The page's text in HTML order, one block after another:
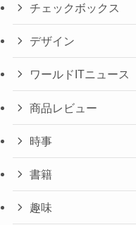
チェックボックス
デザイン
ワールドITニュース
商品レビュー
時事
書籍
趣味